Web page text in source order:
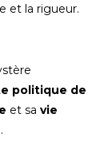
et la rigueur.
politique de
et sa vie